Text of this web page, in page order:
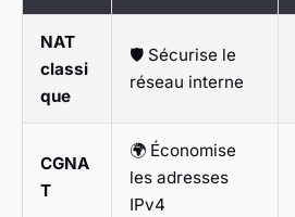
NAT
classi
que
🛡️ Sécurise le
réseau interne
CGNA
T
🌍 Économise
les adresses
IPv4